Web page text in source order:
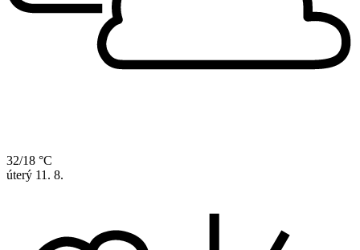
32/18 °C
úterý 11. 8.